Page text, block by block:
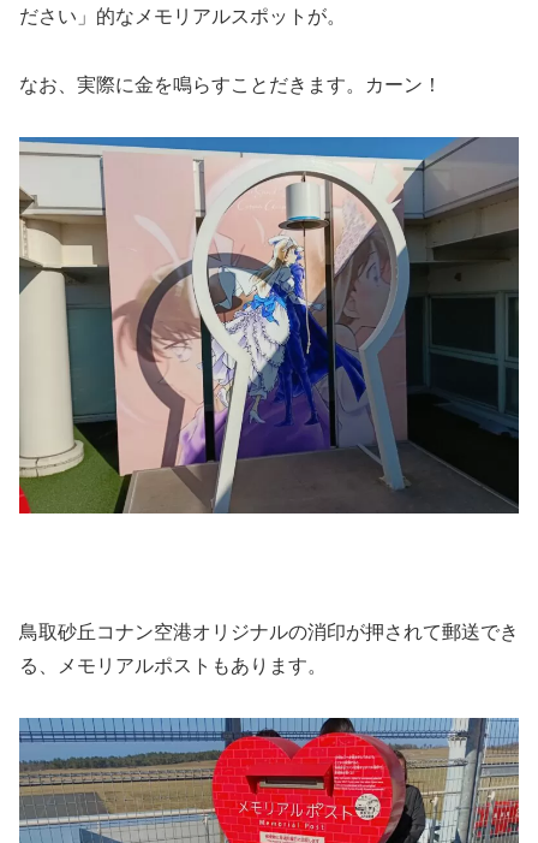
ださい」的なメモリアルスポットが。
なお、実際に金を鳴らすことだきます。カーン！
鳥取砂丘コナン空港オリジナルの消印が押されて郵送でき
る、メモリアルポストもあります。